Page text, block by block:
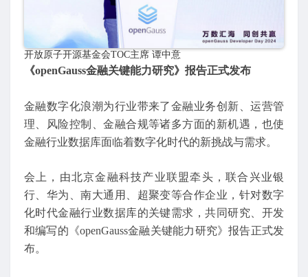
开放原子开源基金会TOC主席 谭中意
《openGauss金融关键能力研究》报告正式发布
金融数字化浪潮为行业带来了金融业务创新、运营管
理、风险控制、金融合规等诸多方面的新机遇，也使
金融行业数据库面临着数字化时代的新挑战与需求。
会上，由北京金融科技产业联盟牵头，联合兴业银
行、华为、南大通用、超聚变等合作企业，针对数字
化时代金融行业数据库的关键需求，共同研究、开发
和编写的《openGauss金融关键能力研究》报告正式发
布。